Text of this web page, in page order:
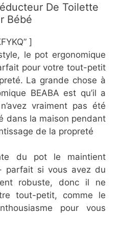
De Toilette
Bébé
]
le pot ergonomique
pour votre tout-petit
La grande chose à
BEABA est qu’il a
vraiment pas été
dans la maison pendant
de la propreté
du pot le maintient
parfait si vous avez du
robuste, donc il ne
tout-petit, comme le
pour vous